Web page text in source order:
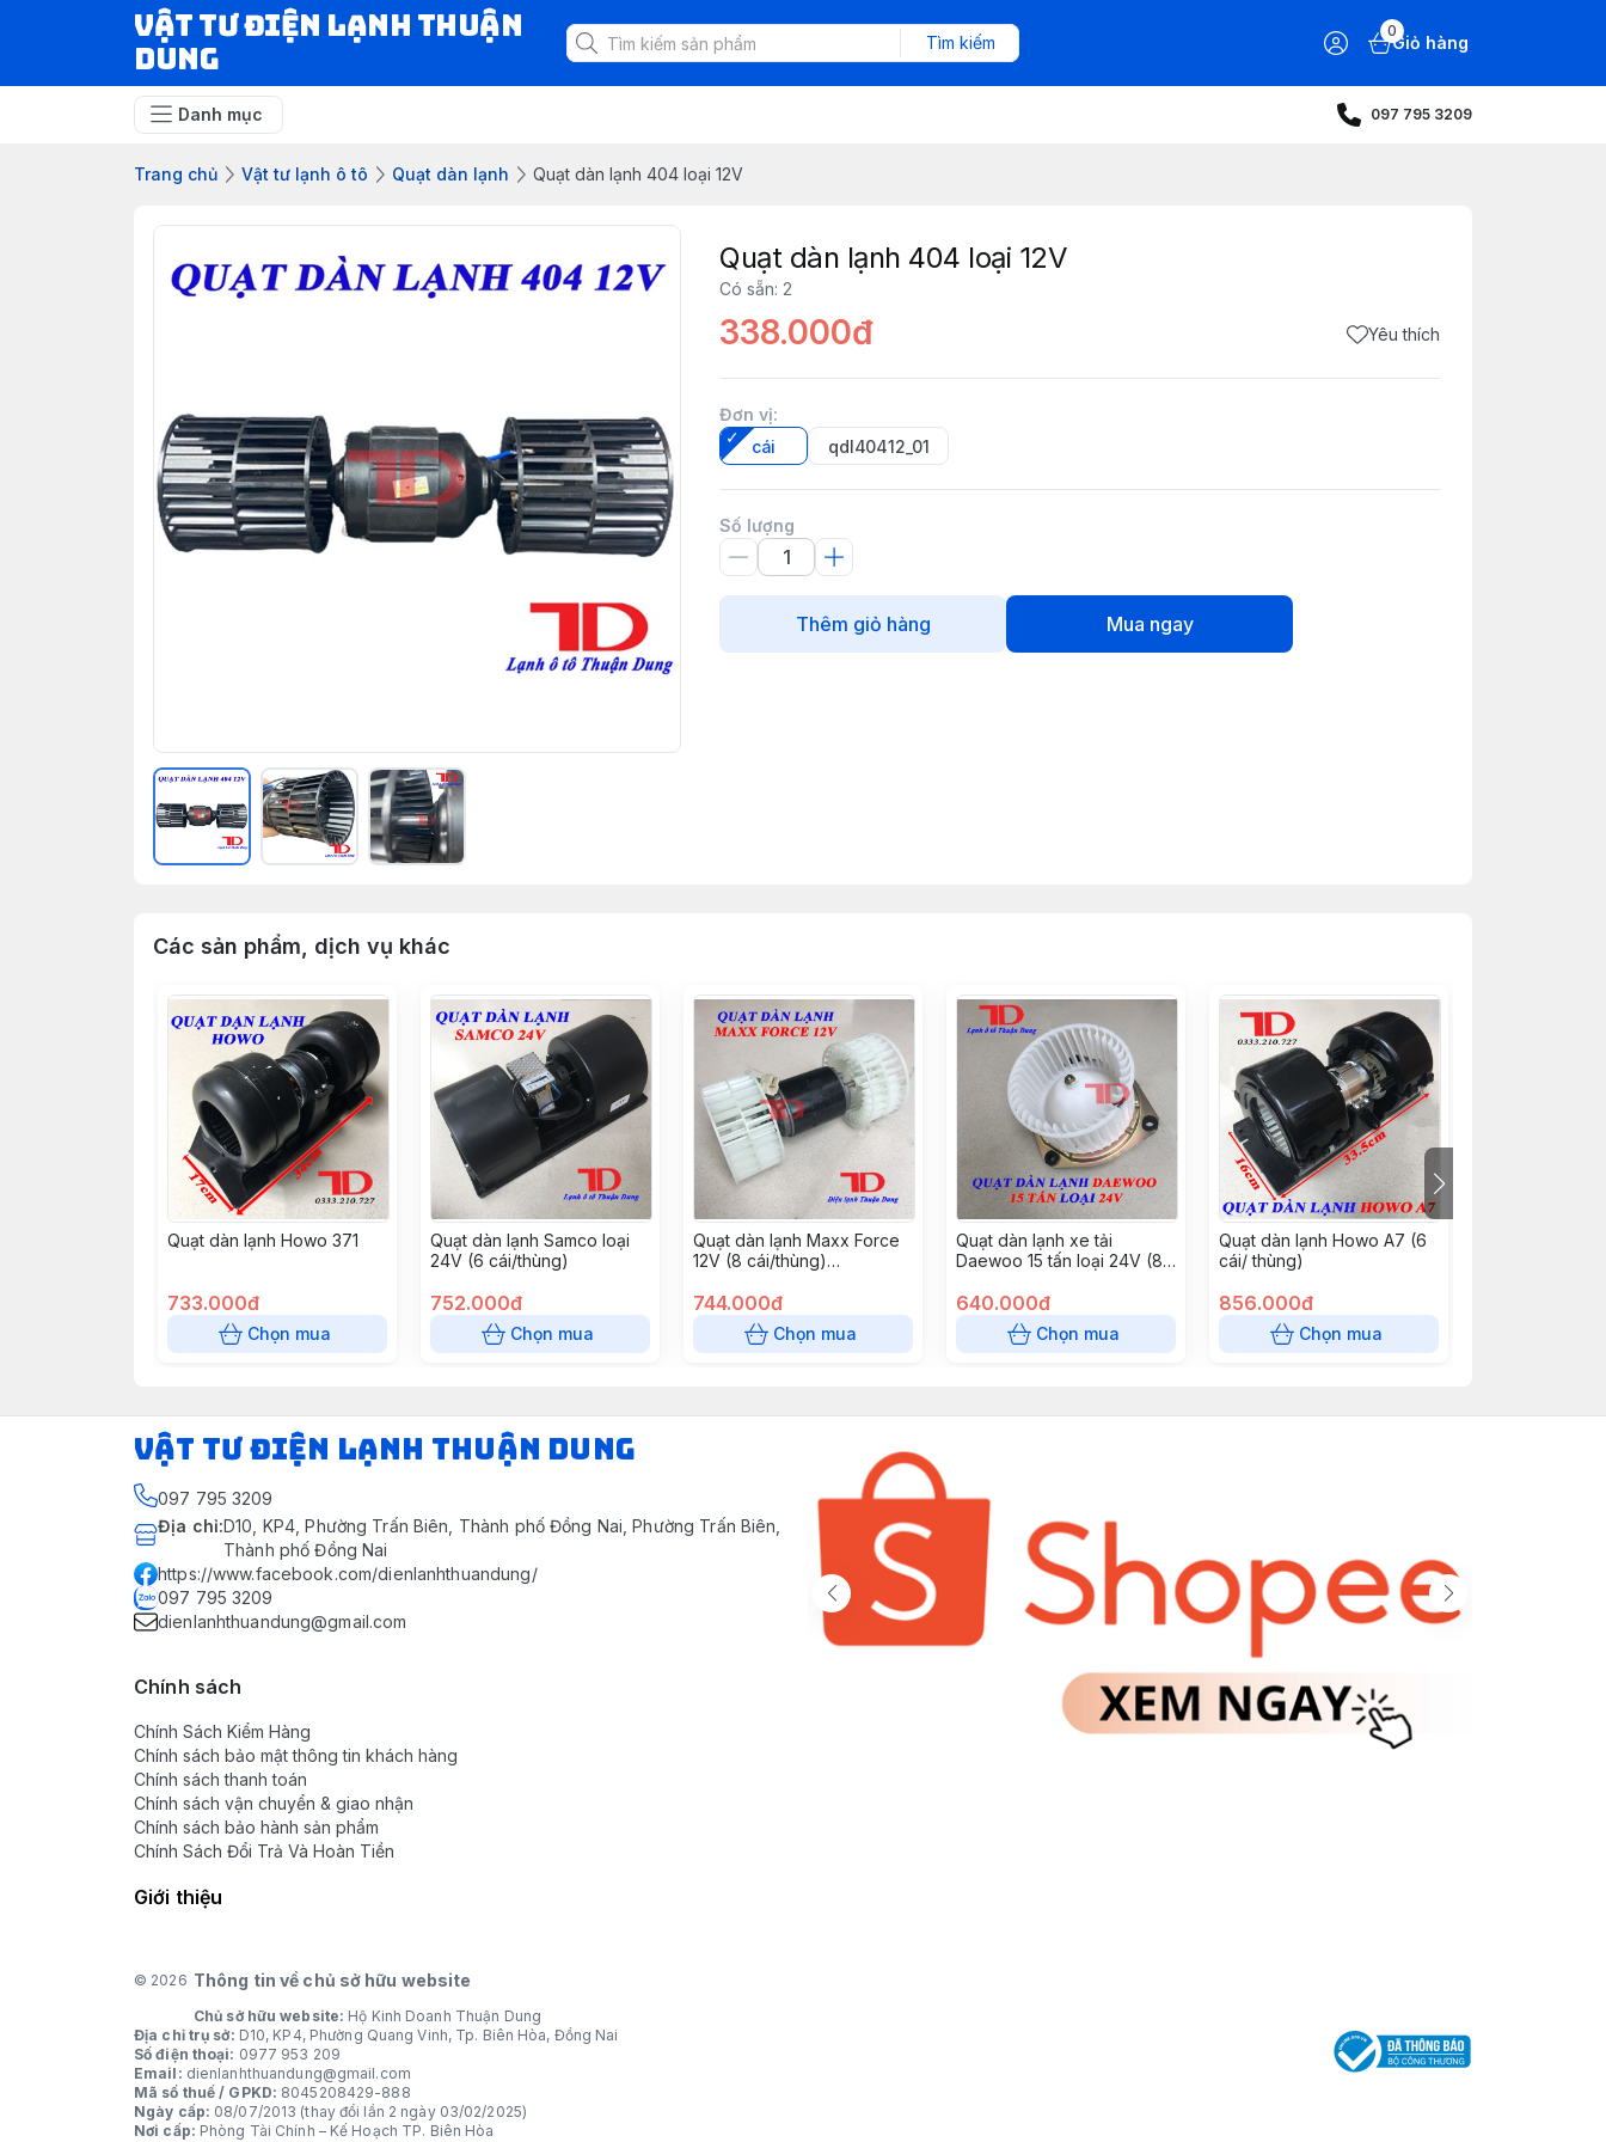
VẬT TƯ ĐIỆN LẠNH THUẬN
DUNG
Tìm kiếm
0
Giỏ hàng
Danh mục 097 795 3209
Trang chủ Vật tư lạnh ô tô Quạt dàn lạnh Quạt dàn lạnh 404 loại 12V
Quạt dàn lạnh 404 loại 12V
Có sẵn: 2
338.000đ Yêu thích
Đơn vị:
cái
qdl40412_01
Số lượng
Thêm giỏ hàng Mua ngay
Các sản phẩm, dịch vụ khác
Quạt dàn lạnh Howo 371
733.000đ
Chọn mua
Quạt dàn lạnh Samco loại
24V (6 cái/thùng)
752.000đ
Chọn mua
Quạt dàn lạnh Maxx Force
12V (8 cái/thùng)
744.000đ
Chọn mua
Quạt dàn lạnh xe tải
Daewoo 15 tấn loại 24V (8
640.000đ
Chọn mua
Quạt dàn lạnh Howo A7 (6
cái/ thùng)
856.000đ
Chọn mua
VẬT TƯ ĐIỆN LẠNH THUẬN DUNG
097 795 3209
Địa chỉ:D10, KP4, Phường Trấn Biên, Thành phố Đồng Nai, Phường Trấn Biên,
Thành phố Đồng Nai
https://www.facebook.com/dienlanhthuandung/
097 795 3209
dienlanhthuandung@gmail.com
Chính sách
Chính Sách Kiểm Hàng
Chính sách bảo mật thông tin khách hàng
Chính sách thanh toán
Chính sách vận chuyển & giao nhận
Chính sách bảo hành sản phẩm
Chính Sách Đổi Trả Và Hoàn Tiền
Giới thiệu
© 2026 Thông tin về chủ sở hữu website
Chủ sở hữu website: Hộ Kinh Doanh Thuận Dung
Địa chỉ trụ sở: D10, KP4, Phường Quang Vinh, Tp. Biên Hòa, Đồng Nai
Số điện thoại: 0977 953 209
Email: dienlanhthuandung@gmail.com
Mã số thuế / GPKD: 8045208429-888
Ngày cấp: 08/07/2013 (thay đổi lần 2 ngày 03/02/2025)
Nơi cấp: Phòng Tài Chính – Kế Hoạch TP. Biên Hòa